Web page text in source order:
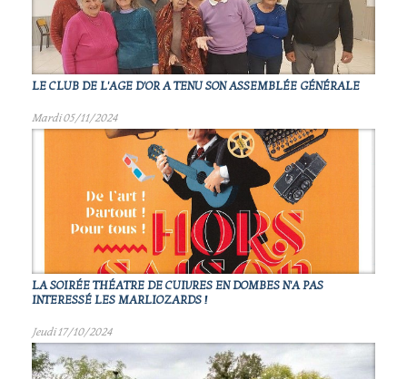
LE CLUB DE L'AGE D'OR A TENU SON ASSEMBLÉE GÉNÉRALE
Mardi 05/11/2024
LA SOIRÉE THÉATRE DE CUIVRES EN DOMBES N'A PAS
INTERESSÉ LES MARLIOZARDS !
Jeudi 17/10/2024